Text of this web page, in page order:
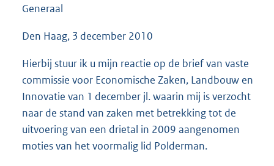
Generaal
Den Haag, 3 december 2010
Hierbij stuur ik u mijn reactie op de brief van vaste
commissie voor Economische Zaken, Landbouw en
Innovatie van 1 december jl. waarin mij is verzocht
naar de stand van zaken met betrekking tot de
uitvoering van een drietal in 2009 aangenomen
moties van het voormalig lid Polderman.